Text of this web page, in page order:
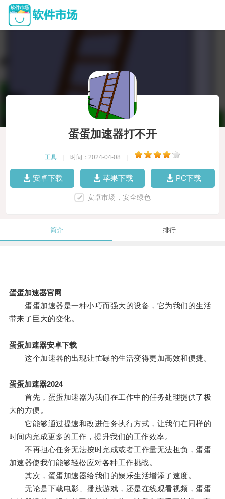
蛋蛋加速器打不开
工具 时间：2024-04-08
安卓下载 苹果下载 PC下载
安卓市场，安全绿色
简介 排行
蛋蛋加速器官网
蛋蛋加速器是一种小巧而强大的设备，它为我们的生活
带来了巨大的变化。
蛋蛋加速器安卓下载
这个加速器的出现让忙碌的生活变得更加高效和便捷。
蛋蛋加速器2024
首先，蛋蛋加速器为我们在工作中的任务处理提供了极
大的方便。
它能够通过提速和改进任务执行方式，让我们在同样的
时间内完成更多的工作，提升我们的工作效率。
不再担心任务无法按时完成或者工作量无法担负，蛋蛋
加速器使我们能够轻松应对各种工作挑战。
其次，蛋蛋加速器给我们的娱乐生活增添了速度。
无论是下载电影、播放游戏，还是在线观看视频，蛋蛋